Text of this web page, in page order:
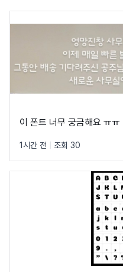
이 폰트 너무 궁금해요 ㅠㅠ
1시간 전 조회 30